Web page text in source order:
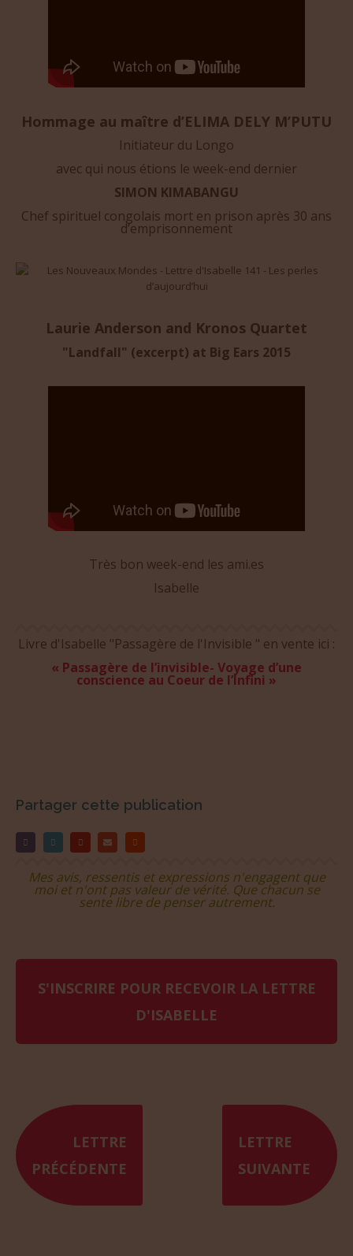
Hommage au maître d’ELIMA DELY M’PUTU
Initiateur du Longo
avec qui nous étions le week-end dernier
SIMON KIMABANGU
Chef spirituel congolais mort en prison après 30 ans
d’emprisonnement
Laurie Anderson and Kronos Quartet
"Landfall" (excerpt) at Big Ears 2015
Très bon week-end les ami.es
Isabelle
Livre d'Isabelle "Passagère de l'Invisible " en vente ici :
« Passagère de l’invisible- Voyage d’une
conscience au Coeur de l’Infini »
Partager cette publication
Mes avis, ressentis et expressions n'engagent que
moi et n'ont pas valeur de vérité. Que chacun se
sente libre de penser autrement.
S'INSCRIRE POUR RECEVOIR LA LETTRE
D'ISABELLE
LETTRE
PRÉCÉDENTE
LETTRE
SUIVANTE